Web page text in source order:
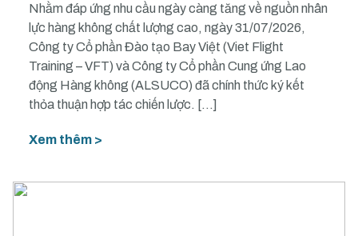
Nhằm đáp ứng nhu cầu ngày càng tăng về nguồn nhân
lực hàng không chất lượng cao, ngày 31/07/2026,
Công ty Cổ phần Đào tạo Bay Việt (Viet Flight
Training – VFT) và Công ty Cổ phần Cung ứng Lao
động Hàng không (ALSUCO) đã chính thức ký kết
thỏa thuận hợp tác chiến lược. […]
Xem thêm >